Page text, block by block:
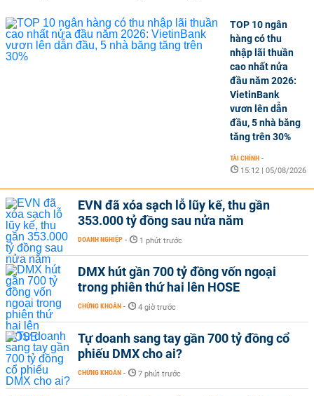
TOP 10 ngân
hàng có thu
nhập lãi thuần
cao nhất nửa
đầu năm 2026:
VietinBank
vươn lên dẫn
đầu, 5 nhà băng
tăng trên 30%
TÀI CHÍNH -
15:12 | 05/08/2026
EVN đã xóa sạch lỗ lũy kế, thu gần
353.000 tỷ đồng sau nửa năm
DOANH NGHIỆP - 1 phút trước
DMX hút gần 700 tỷ đồng vốn ngoại
trong phiên thứ hai lên HOSE
CHỨNG KHOÁN - 4 giờ trước
Tự doanh sang tay gần 700 tỷ đồng cổ
phiếu DMX cho ai?
CHỨNG KHOÁN - 7 phút trước